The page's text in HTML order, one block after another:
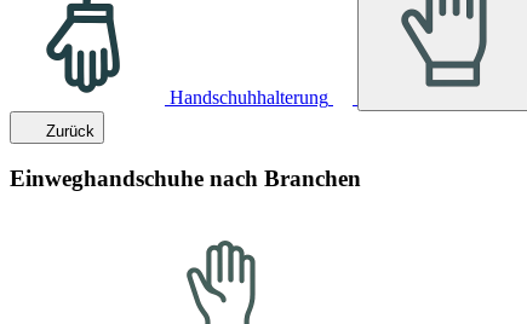
Handschuhhalterung
Zurück
Einweghandschuhe nach Branchen